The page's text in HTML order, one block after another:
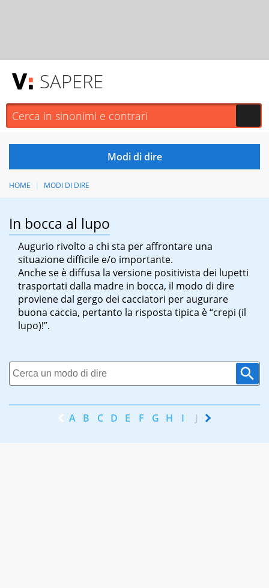
SAPERE
HOME MODI DI DIRE
In bocca al lupo
Augurio rivolto a chi sta per affrontare una
situazione difficile e/o importante.
Anche se è diffusa la versione positivista dei lupetti
trasportati dalla madre in bocca, il modo di dire
proviene dal gergo dei cacciatori per augurare
buona caccia, pertanto la risposta tipica è “crepi (il
lupo)!”.
A B C D E F G H I J K